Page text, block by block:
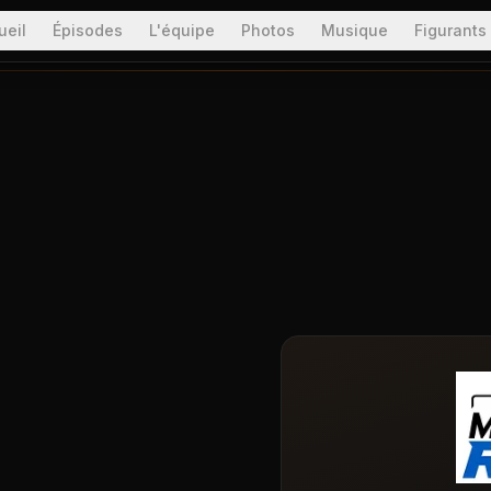
Épisodes L'équipe Photos Musique Figurants